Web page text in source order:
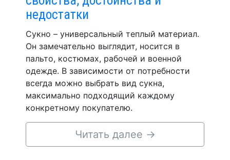
недостатки
Сукно – универсальный теплый материал.
Он замечательно выглядит, носится в
пальто, костюмах, рабочей и военной
одежде. В зависимости от потребности
всегда можно выбрать вид сукна,
максимально подходящий каждому
конкретному покупателю.
Читать далее →